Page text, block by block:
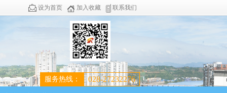
设为首页 加入收藏 联系我们
服务热线： 028-27232276